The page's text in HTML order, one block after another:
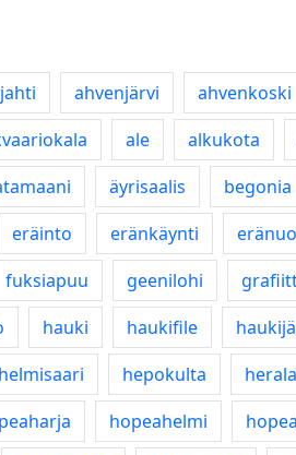
ahvenjärvi ahvenkoski
ale alkukota
äyrisaalis begonia
eräinto eränkäynti
fuksiapuu geenilohi
hauki haukifile
helmisaari hepokulta
hopeahelmi